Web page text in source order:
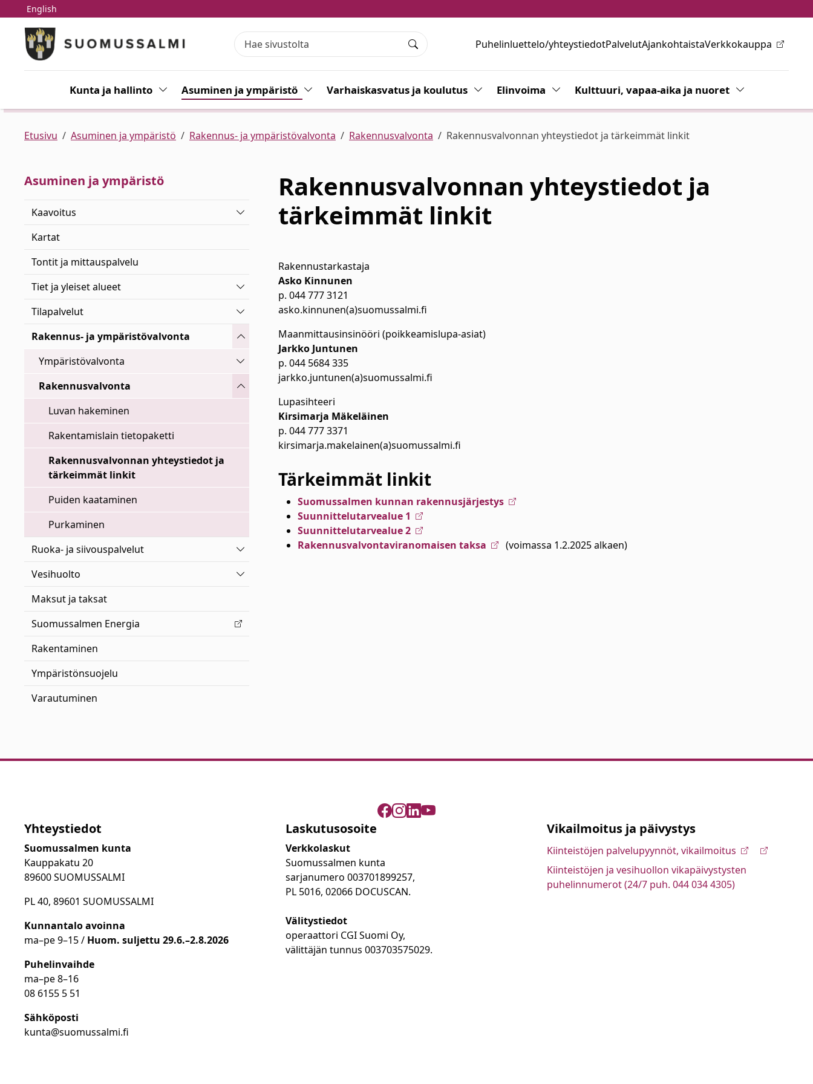
Siirry pääsisältöön
Siirry päävalikkoon
Puhelinluettelo/yhteystiedotPalvelutAjankohtaistaVerkkokauppa
English
Haku
Kunta ja hallinto Vaihda alasvetovalikkoa
Asuminen ja ympäristö Vaihda alasvetovalikkoa
Varhaiskasvatus ja koulutus Vaihda alasvetovalikkoa
Elinvoima Vaihda alasvetovalikkoa
Kulttuuri, vapaa-aika ja nuoret Vaihda
Etusivu Asuminen ja ympäristö Rakennus- ja ympäristövalvonta Rakennusvalvonta Rakennusvalvonnan yhteystiedot ja tärkeimmät linkit
Asuminen ja ympäristö
Kaavoitus
Vaihda alasvetovalikkoa
Kartat
Tontit ja mittauspalvelu
Tiet ja yleiset alueet
Vaihda alasvetovalikkoa
Tilapalvelut
Vaihda alasvetovalikkoa
Rakennus- ja ympäristövalvonta
Vaihda alasvetovalikkoa
Ympäristövalvonta
Vaihda alasvetovalikkoa
Rakennusvalvonta
Vaihda alasvetovalikkoa
Luvan hakeminen
Rakentamislain tietopaketti
Rakennusvalvonnan yhteystiedot ja
tärkeimmät linkit
Puiden kaataminen
Purkaminen
Ruoka- ja siivouspalvelut
Vaihda alasvetovalikkoa
Vesihuolto
Vaihda alasvetovalikkoa
Maksut ja taksat
Suomussalmen Energia
Rakentaminen
Ympäristönsuojelu
Varautuminen
Rakennusvalvonnan yhteystiedot ja
tärkeimmät linkit
Rakennustarkastaja
Asko Kinnunen
p. 044 777 3121
asko.kinnunen(a)suomussalmi.fi
Maanmittausinsinööri (poikkeamislupa-asiat)
Jarkko Juntunen
p. 044 5684 335
jarkko.juntunen(a)suomussalmi.fi
Lupasihteeri
Kirsimarja Mäkeläinen
p. 044 777 3371
kirsimarja.makelainen(a)suomussalmi.fi
Tärkeimmät linkit
Suomussalmen kunnan rakennusjärjestys
Suunnittelutarvealue 1
Suunnittelutarvealue 2
Rakennusvalvontaviranomaisen taksa
(voimassa 1.2.2025 alkaen)
Yhteystiedot
Suomussalmen kunta
Kauppakatu 20
89600 SUOMUSSALMI
PL 40, 89601 SUOMUSSALMI
Kunnantalo avoinna
ma–pe 9–15 / Huom. suljettu 29.6.–2.8.2026
Puhelinvaihde
ma–pe 8–16
08 6155 5 51
Sähköposti
kunta@suomussalmi.fi
Laskutusosoite
Verkkolaskut
Suomussalmen kunta
sarjanumero 003701899257,
PL 5016, 02066 DOCUSCAN.
Välitystiedot
operaattori CGI Suomi Oy,
välittäjän tunnus 003703575029.
Vikailmoitus ja päivystys
Kiinteistöjen palvelupyynnöt, vikailmoitus
Kiinteistöjen ja vesihuollon vikapäivystysten
puhelinnumerot (24/7 puh. 044 034 4305)